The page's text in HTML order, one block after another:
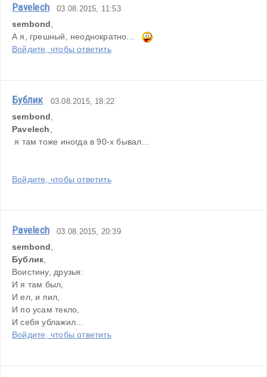
Pavelech 03.08.2015, 11:53
sembond
А я, грешный, неоднократно...
Войдите, чтобы ответить
Бублик 03.08.2015, 18:22
sembond
Pavelech
я там тоже иногда в 90-х бывал...
Войдите, чтобы ответить
Pavelech 03.08.2015, 20:39
sembond
Бублик
Воистину, друзья:
И я там был,
И ел, и пил,
И по усам текло,
И себя ублажил...
Войдите, чтобы ответить